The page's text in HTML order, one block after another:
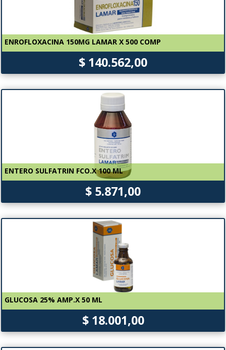
ENROFLOXACINA 150MG LAMAR X 500 COMP
$ 140.562,00
ENTERO SULFATRIN FCO.X 100 ML
$ 5.871,00
GLUCOSA 25% AMP.X 50 ML
$ 18.001,00